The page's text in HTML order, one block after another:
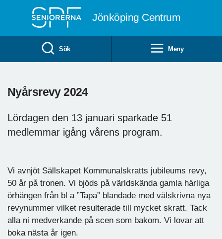
Jönköping Centrum
Sök Meny
Nyårsrevy 2024
Lördagen den 13 januari sparkade 51
medlemmar igång vårens program.
Vi avnjöt Sällskapet Kommunalskratts jubileums revy,
50 år på tronen. Vi bjöds på världskända gamla härliga
örhängen från bl a ”Tapa” blandade med välskrivna nya
revynummer vilket resulterade till mycket skratt. Tack
alla ni medverkande på scen som bakom. Vi lovar att
boka nästa år igen.